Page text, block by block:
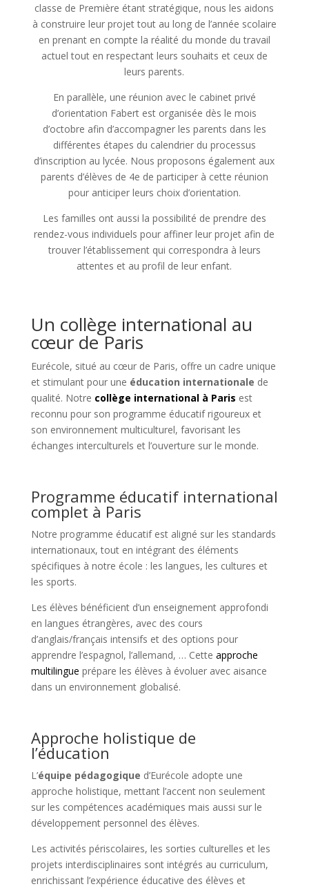
classe de Première étant stratégique, nous les aidons
à construire leur projet tout au long de l’année scolaire
en prenant en compte la réalité du monde du travail
actuel tout en respectant leurs souhaits et ceux de
leurs parents.
En parallèle, une réunion avec le cabinet privé
d’orientation Fabert est organisée dès le mois
d’octobre afin d’accompagner les parents dans les
différentes étapes du calendrier du processus
d’inscription au lycée. Nous proposons également aux
parents d’élèves de 4e de participer à cette réunion
pour anticiper leurs choix d’orientation.
Les familles ont aussi la possibilité de prendre des
rendez-vous individuels pour affiner leur projet afin de
trouver l’établissement qui correspondra à leurs
attentes et au profil de leur enfant.
Un collège international au
cœur de Paris
Eurécole, situé au cœur de Paris, offre un cadre unique
et stimulant pour une éducation internationale de
qualité. Notre collège international à Paris est
reconnu pour son programme éducatif rigoureux et
son environnement multiculturel, favorisant les
échanges interculturels et l’ouverture sur le monde.
Programme éducatif international
complet à Paris
Notre programme éducatif est aligné sur les standards
internationaux, tout en intégrant des éléments
spécifiques à notre école : les langues, les cultures et
les sports.
Les élèves bénéficient d’un enseignement approfondi
en langues étrangères, avec des cours
d’anglais/français intensifs et des options pour
apprendre l’espagnol, l’allemand, … Cette approche
multilingue prépare les élèves à évoluer avec aisance
dans un environnement globalisé.
Approche holistique de
l’éducation
L’équipe pédagogique d’Eurécole adopte une
approche holistique, mettant l’accent non seulement
sur les compétences académiques mais aussi sur le
développement personnel des élèves.
Les activités périscolaires, les sorties culturelles et les
projets interdisciplinaires sont intégrés au curriculum,
enrichissant l’expérience éducative des élèves et